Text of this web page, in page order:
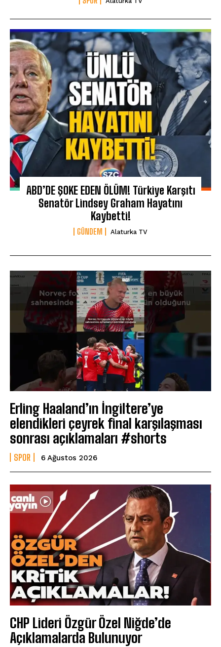
ABD’DE ŞOKE EDEN ÖLÜM! Türkiye Karşıtı
Senatör Lindsey Graham Hayatını
Kaybetti!
GÜNDEM Alaturka TV
Erling Haaland’ın İngiltere’ye
elendikleri çeyrek final karşılaşması
sonrası açıklamaları #shorts
SPOR 6 Ağustos 2026
CHP Lideri Özgür Özel Niğde’de
Açıklamalarda Bulunuyor